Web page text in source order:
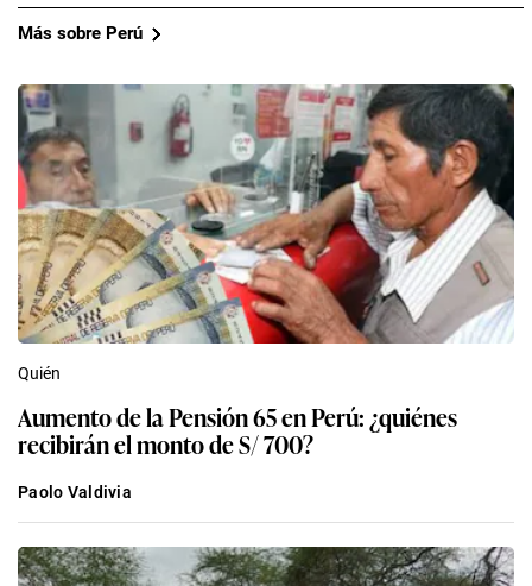
Más sobre Perú
Quién
Aumento de la Pensión 65 en Perú: ¿quiénes
recibirán el monto de S/ 700?
Paolo Valdivia